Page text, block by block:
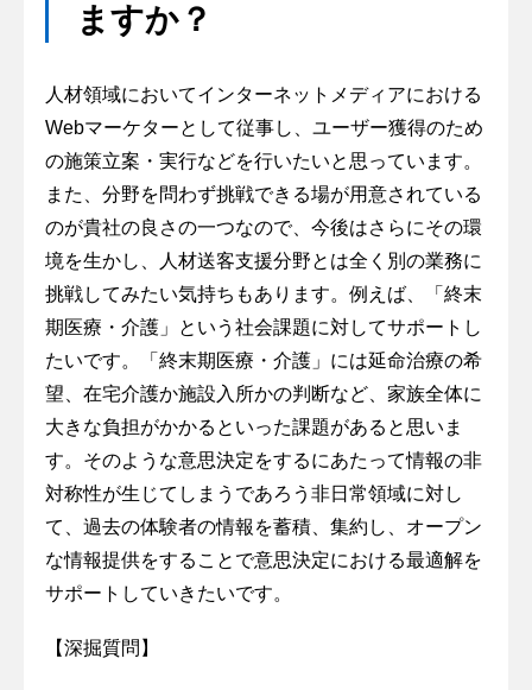
ますか？
人材領域においてインターネットメディアにおける
Webマーケターとして従事し、ユーザー獲得のため
の施策立案・実行などを行いたいと思っています。
また、分野を問わず挑戦できる場が用意されている
のが貴社の良さの一つなので、今後はさらにその環
境を生かし、人材送客支援分野とは全く別の業務に
挑戦してみたい気持ちもあります。例えば、「終末
期医療・介護」という社会課題に対してサポートし
たいです。「終末期医療・介護」には延命治療の希
望、在宅介護か施設入所かの判断など、家族全体に
大きな負担がかかるといった課題があると思いま
す。そのような意思決定をするにあたって情報の非
対称性が生じてしまうであろう非日常領域に対し
て、過去の体験者の情報を蓄積、集約し、オープン
な情報提供をすることで意思決定における最適解を
サポートしていきたいです。
【深掘質問】